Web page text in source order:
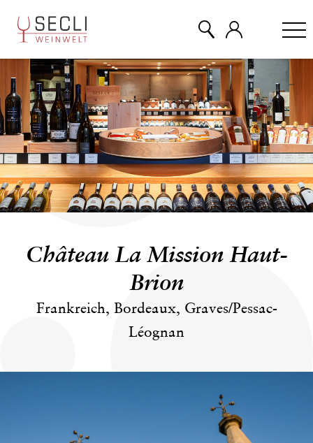
Château La Mission Haut-
Brion
Frankreich, Bordeaux, Graves/Pessac-
Léognan
WEINE
CHAMPAGNER
& MEHR
ÜBER UNS
KONTAKT